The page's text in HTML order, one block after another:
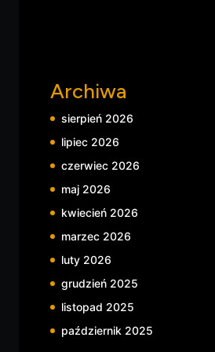
Archiwa
sierpień 2026
lipiec 2026
czerwiec 2026
maj 2026
kwiecień 2026
marzec 2026
luty 2026
grudzień 2025
listopad 2025
październik 2025